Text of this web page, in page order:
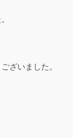
ざいました。